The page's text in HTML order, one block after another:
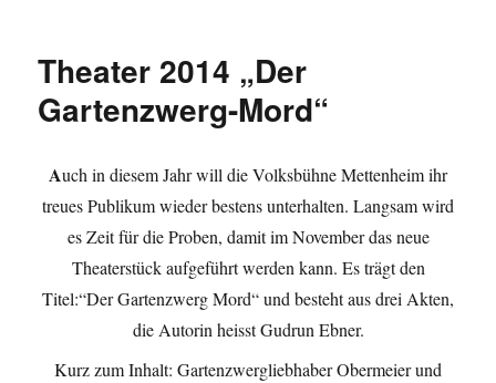
Theater 2014 „Der
Gartenzwerg-Mord“
Auch in diesem Jahr will die Volksbühne Mettenheim ihr
treues Publikum wieder bestens unterhalten. Langsam wird
es Zeit für die Proben, damit im November das neue
Theaterstück aufgeführt werden kann. Es trägt den
Titel:“Der Gartenzwerg Mord“ und besteht aus drei Akten,
die Autorin heisst Gudrun Ebner.
Kurz zum Inhalt: Gartenzwergliebhaber Obermeier und